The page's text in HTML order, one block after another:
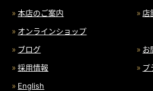
本店のご案内
店
オンラインショップ
ブログ
お
採用情報
プ
English